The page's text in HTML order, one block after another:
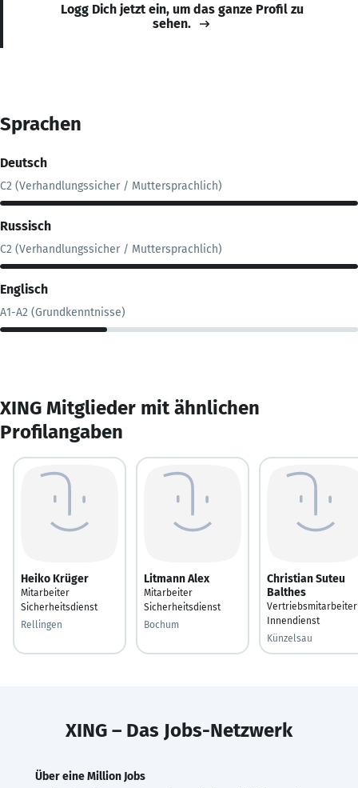
Logg Dich jetzt ein, um das ganze Profil zu
sehen.
Sprachen
Deutsch
C2 (Verhandlungssicher / Muttersprachlich)
Russisch
C2 (Verhandlungssicher / Muttersprachlich)
Englisch
A1-A2 (Grundkenntnisse)
XING Mitglieder mit ähnlichen
Profilangaben
Heiko Krüger
Mitarbeiter
Sicherheitsdienst
Rellingen
Litmann Alex
Mitarbeiter
Sicherheitsdienst
Bochum
Christian Suteu
Balthes
Vertriebsmitarbeiter
Innendienst
Künzelsau
XING – Das Jobs-Netzwerk
Über eine Million Jobs